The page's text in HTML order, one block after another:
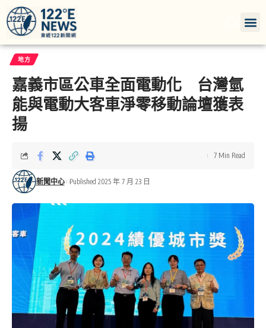
地方
嘉義市區公車全面電動化 台灣氫
能與電動大客車淨零移動論壇獲表
揚
新聞中心 Published 2025 年 7 月 23 日
7 Min Read